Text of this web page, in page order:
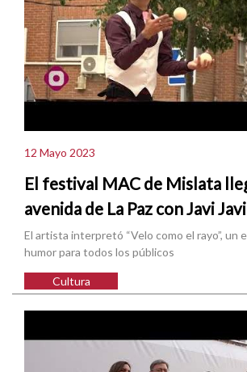
12 Mayo 2023
El festival MAC de Mislata
avenida de La Paz con Javi
El artista interpretó “Velo como el rayo”, un
humor para todos los públicos
Cultura